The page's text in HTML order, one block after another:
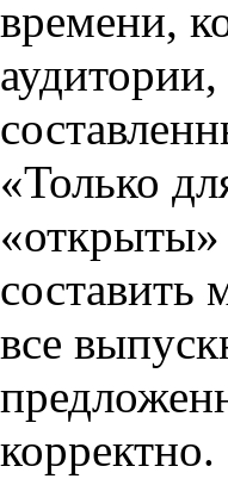
времени,
«Только
составить
все
корректно.